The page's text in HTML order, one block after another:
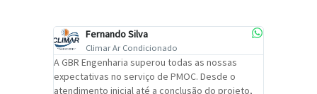
Fernando Silva
Climar Ar Condicionado
A GBR Engenharia superou todas as nossas
expectativas no serviço de PMOC. Desde o
atendimento inicial até a conclusão do projeto,